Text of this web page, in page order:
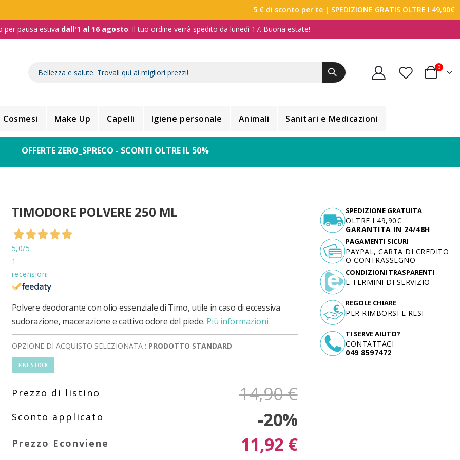
5 € di sconto per te | SPEDIZIONE GRATIS OLTRE I 49,90€
per pausa estiva dall'1 al 16 agosto. Il tuo ordine verrà spedito da lunedì 17. Buona estate!
Carrello
0
Cosmesi Make Up Capelli Igiene personale Animali Sanitari e Medicazioni
OFFERTE ZERO_SPRECO - SCONTI OLTRE IL 50%
TIMODORE POLVERE 250 ML
5,0/5
1
recensioni
Polvere deodorante con olio essenziale di Timo, utile in caso di eccessiva
sudorazione, macerazione e cattivo odore del piede. Più informazioni
OPZIONE DI ACQUISTO SELEZIONATA : PRODOTTO STANDARD
FINE STOCK
14,90 €
-20%
11,92 €
SPEDIZIONE GRATUITA
OLTRE I 49,90€
GARANTITA IN 24/48H
TI SERVE AIUTO?
CONTATTACI
049 8597472
PAGAMENTI SICURI
PAYPAL, CARTA DI CREDITO
O CONTRASSEGNO
CONDIZIONI TRASPARENTI
E TERMINI DI SERVIZIO
REGOLE CHIARE
PER RIMBORSI E RESI